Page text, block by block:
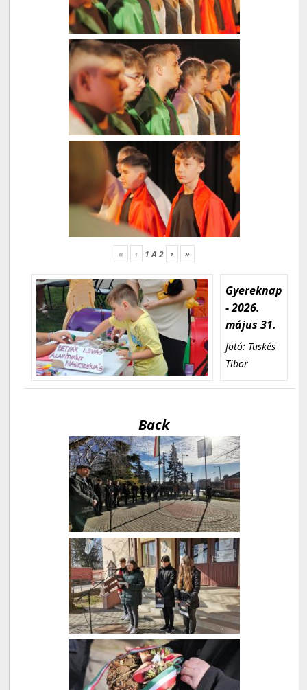
« ‹ 1A2 › »
Gyereknap
- 2026.
május 31.
fotó: Tüskés
Tibor
Back